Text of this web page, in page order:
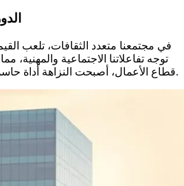
في مجتمعنا متعدد الثقافات، تلعب القيم
توجه تفاعلاتنا الاجتماعية والمهنية،
قطاع الأعمال، أصبحت النزاهة أداة حاسمة لسمعة الشركات وأدائها.